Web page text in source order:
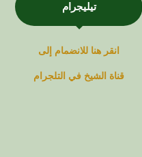
تيليجرام
انقر هنا للانضمام إلى
قناة الشيخ في التلجرام